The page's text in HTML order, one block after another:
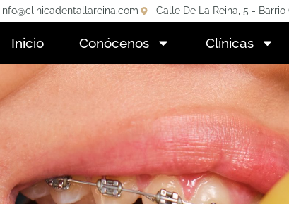
info@clinicadentallareina.com
Calle De La Reina, 5 -
Inicio Conócenos Clínicas